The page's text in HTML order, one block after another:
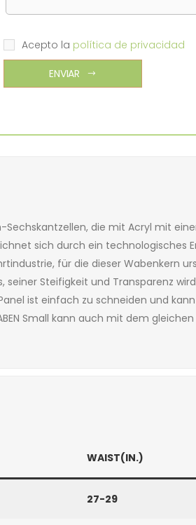
Acepto la política de privacidad
ENVIAR
die mit Acryl mit
sich durch ein technologisches
für die dieser Wabenkern
Steifigkeit und Transparenz wird
ist einfach zu schneiden und
Small kann auch mit dem
WAIST(IN.)
27-29